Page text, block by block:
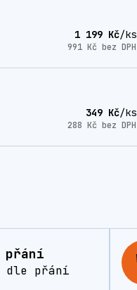
1 199 Kč/ks
991 Kč bez DPH
349 Kč/ks
288 Kč bez DPH
přání
dle přání